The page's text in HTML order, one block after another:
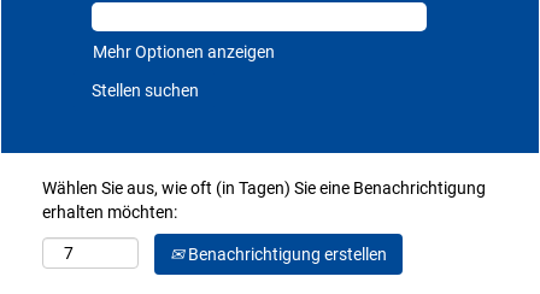
Mehr Optionen anzeigen
Wählen Sie aus, wie oft (in Tagen) Sie eine Benachrichtigung
erhalten möchten:
Benachrichtigung erstellen